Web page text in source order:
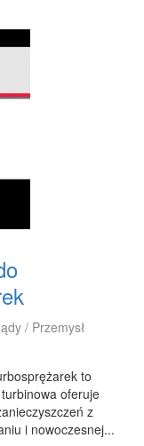
/ Przemysł
to
oferuje
z
i nowoczesnej...